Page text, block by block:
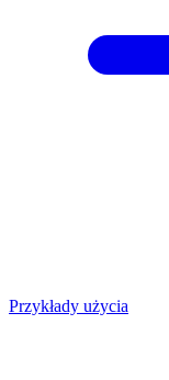
Przykłady użycia